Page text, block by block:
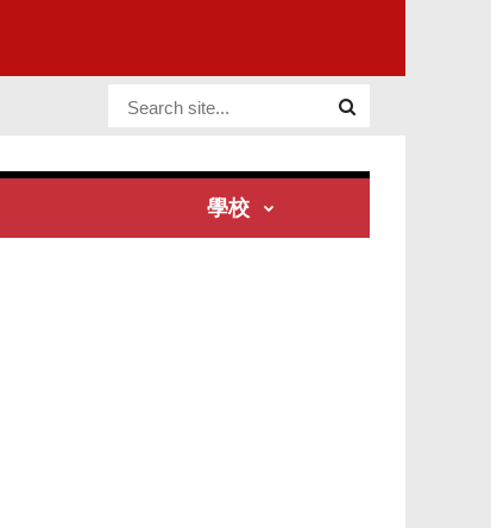
Website Site
學校